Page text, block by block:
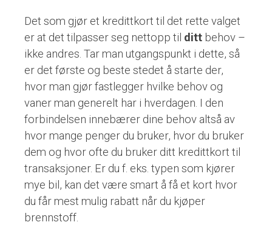
Det som gjør et kredittkort til det rette valget
er at det tilpasser seg nettopp til ditt behov –
ikke andres. Tar man utgangspunkt i dette, så
er det første og beste stedet å starte der,
hvor man gjør fastlegger hvilke behov og
vaner man generelt har i hverdagen. I den
forbindelsen innebærer dine behov altså av
hvor mange penger du bruker, hvor du bruker
dem og hvor ofte du bruker ditt kredittkort til
transaksjoner. Er du f. eks. typen som kjører
mye bil, kan det være smart å få et kort hvor
du får mest mulig rabatt når du kjøper
brennstoff.